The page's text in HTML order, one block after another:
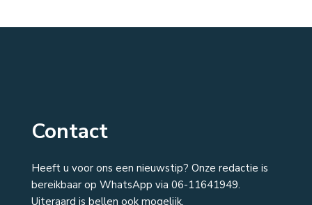
Contact
Heeft u voor ons een nieuwstip? Onze redactie is
bereikbaar op WhatsApp via 06-11641949.
Uiteraard is bellen ook mogelijk.